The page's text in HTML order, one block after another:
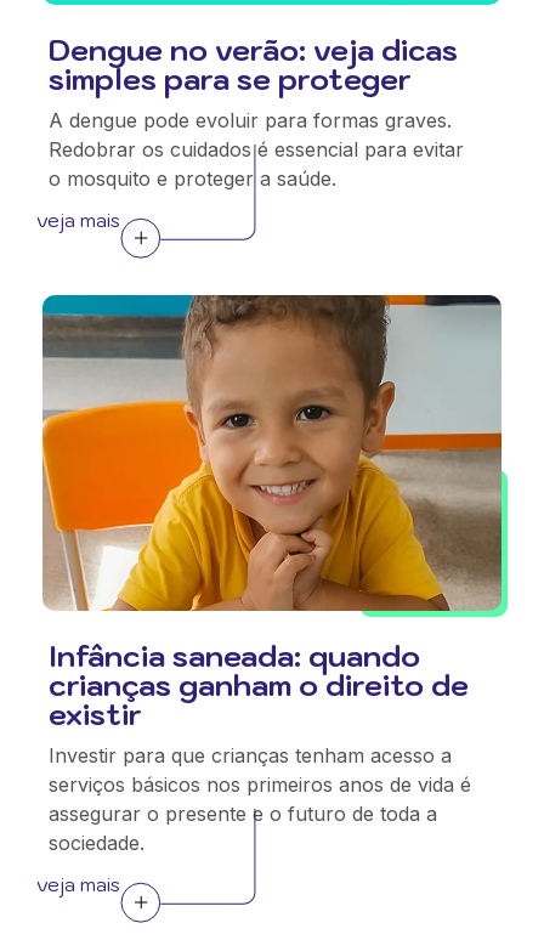
Dengue no verão: veja dicas
simples para se proteger
A dengue pode evoluir para formas graves.
Redobrar os cuidados é essencial para evitar
o mosquito e proteger a saúde.
veja mais
Infância saneada: quando
crianças ganham o direito de
existir
Investir para que crianças tenham acesso a
serviços básicos nos primeiros anos de vida é
assegurar o presente e o futuro de toda a
sociedade.
veja mais